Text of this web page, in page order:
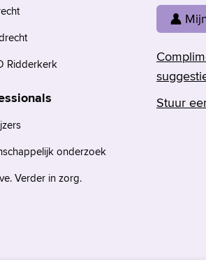
Stuur
Ridderkerk
onderzoek
Verder in zorg.